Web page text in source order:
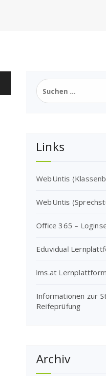
Suchen
nach:
Links
WebUntis
WebUntis
Office 365 –
Eduvidual
lms.at Lernplattform
Informationen zur
Reifeprüfung
Archiv